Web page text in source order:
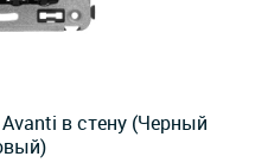
в стену (Черный